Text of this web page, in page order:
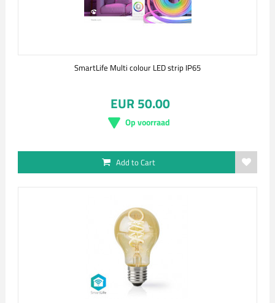
SmartLife Multi colour LED strip IP65
EUR 50.00
Op voorraad
Add to Cart